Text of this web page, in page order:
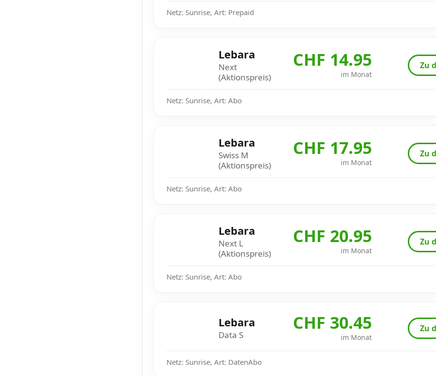
Netz: Sunrise, Art: Prepaid
Lebara
Next
(Aktionspreis)
CHF 14.95
im Monat
Zu
Netz: Sunrise, Art: Abo
Lebara
Swiss M
(Aktionspreis)
CHF 17.95
im Monat
Zu
Netz: Sunrise, Art: Abo
Lebara
Next L
(Aktionspreis)
CHF 20.95
im Monat
Zu
Netz: Sunrise, Art: Abo
Lebara
Data S
CHF 30.45
im Monat
Zu
Netz: Sunrise, Art: DatenAbo